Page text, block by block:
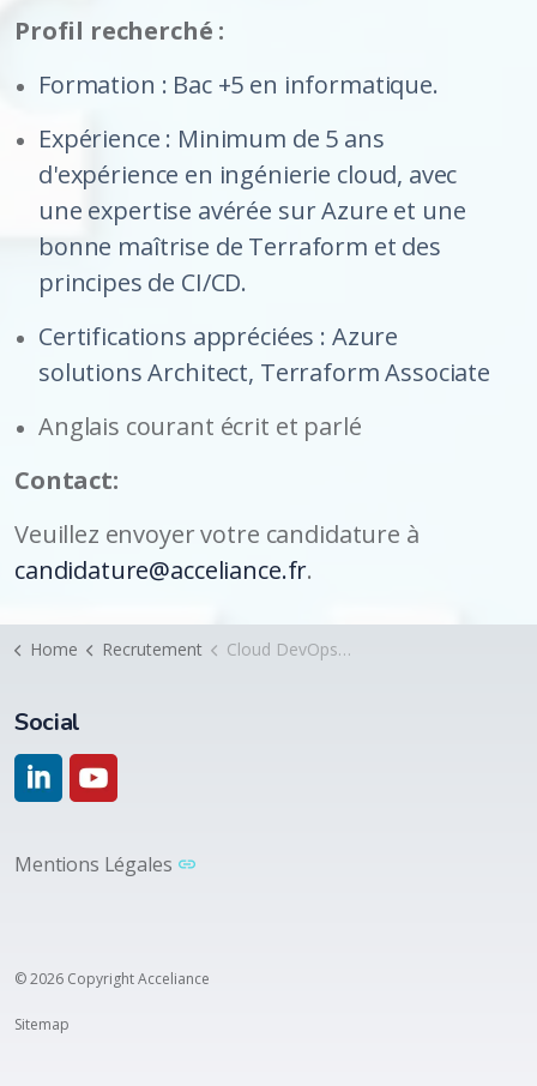
Profil recherché :
Formation : Bac +5 en informatique.
Expérience : Minimum de 5 ans
d'expérience en ingénierie cloud, avec
une expertise avérée sur Azure et une
bonne maîtrise de Terraform et des
principes de CI/CD.
Certifications appréciées : Azure
solutions Architect, Terraform Associate
Anglais courant écrit et parlé
Contact:
Veuillez envoyer votre candidature à
candidature@acceliance.fr.
Home Recrutement Cloud DevOps Engineer Azure
Social
Mentions Légales
© 2026 Copyright Acceliance
Sitemap